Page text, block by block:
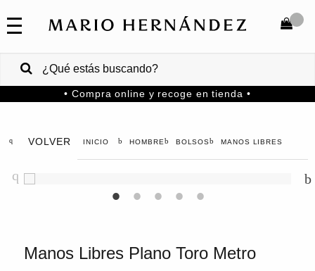
COLECCIONES
VENTAS
CORPORATIVAS
COMPRAR
• Compra online y recoge en tienda •
VOLVER HOMBRE BOLSOS MANOS LIBRES
Manos Libres Plano Toro Metro